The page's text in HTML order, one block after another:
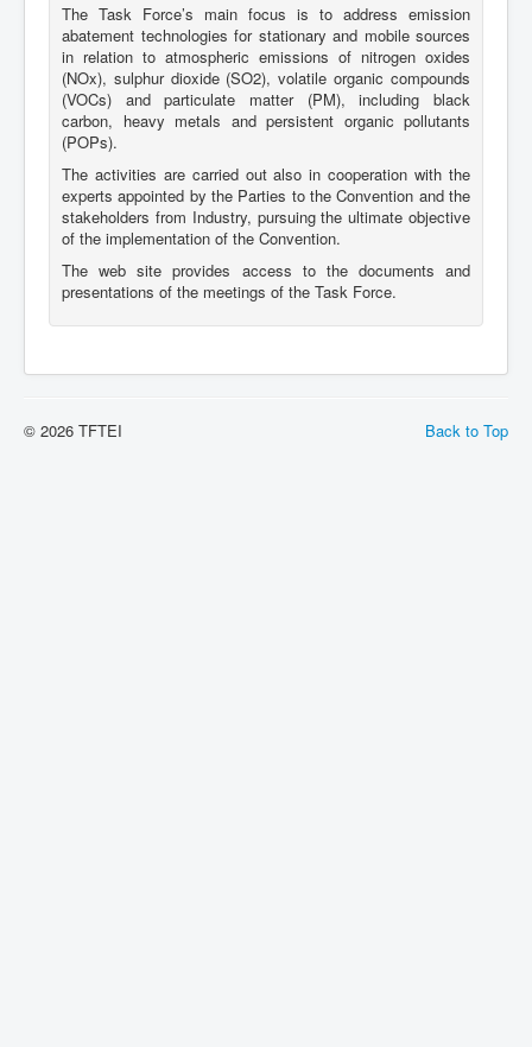
The Task Force’s main focus is to address emission
abatement technologies for stationary and mobile sources
in relation to atmospheric emissions of nitrogen oxides
(NOx), sulphur dioxide (SO2), volatile organic compounds
(VOCs) and particulate matter (PM), including black
carbon, heavy metals and persistent organic pollutants
(POPs).
The activities are carried out also in cooperation with the
experts appointed by the Parties to the Convention and the
stakeholders from Industry, pursuing the ultimate objective
of the implementation of the Convention.
The web site provides access to the documents and
presentations of the meetings of the Task Force.
Back to Top
© 2026 TFTEI